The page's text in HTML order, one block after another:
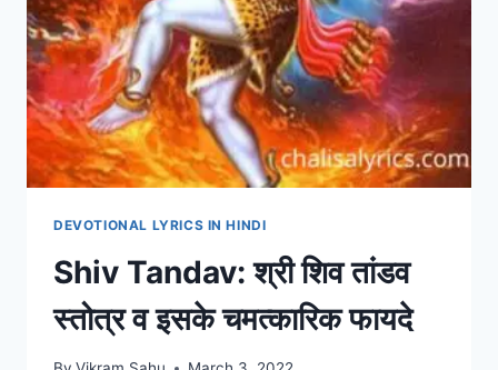
DEVOTIONAL LYRICS IN HINDI
Shiv Tandav: श्री शिव तांडव
स्तोत्र व इसके चमत्कारिक फायदे